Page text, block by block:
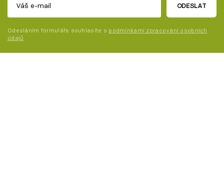
ODESLAT
Odesláním formuláře souhlasíte s podmínkami zpracování osobních
údajů